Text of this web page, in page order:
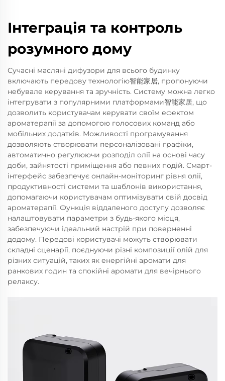
Інтеграція та контроль
розумного дому
Сучасні масляні дифузори для всього будинку
включають передову технологію智能家居, пропонуючи
небувале керування та зручність. Систему можна легко
інтегрувати з популярними платформами智能家居, що
дозволить користувачам керувати своїм ефектом
ароматерапії за допомогою голосових команд або
мобільних додатків. Можливості програмування
дозволяють створювати персоналізовані графіки,
автоматично регулюючи розподіл олії на основі часу
доби, зайнятості приміщення або певних подій. Смарт-
інтерфейс забезпечує онлайн-моніторинг рівня олії,
продуктивності системи та шаблонів використання,
допомагаючи користувачам оптимізувати свій досвід
ароматерапії. Функція віддаленого доступу дозволяє
налаштовувати параметри з будь-якого місця,
забезпечуючи ідеальний настрій при поверненні
додому. Передові користувачі можуть створювати
складні сценарії, поєднуючи різні композиції олій для
різних ситуацій, таких як енергійні аромати для
ранкових годин та спокійні аромати для вечірнього
релаксу.